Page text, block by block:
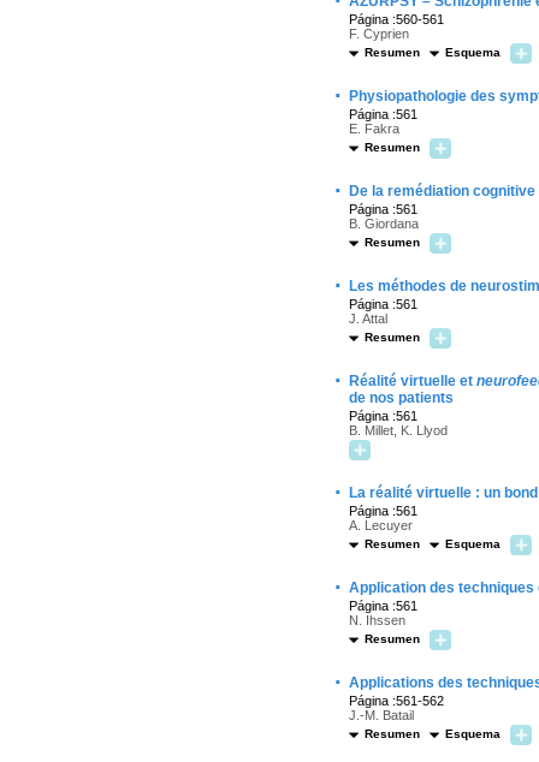
Página :560-561
F. Cyprien
Resumen Esquema
· Physiopathologie des
Página :561
E. Fakra
Resumen
· De la remédiation
Página :561
B. Giordana
Resumen
· Les méthodes de
Página :561
J. Attal
Resumen
· Réalité virtuelle et
de nos patients
Página :561
B. Millet, K. Llyod
· La réalité virtuelle : un
Página :561
A. Lecuyer
Resumen Esquema
· Application des
Página :561
N. Ihssen
Resumen
· Applications des
Página :561-562
J.-M. Batail
Resumen Esquema